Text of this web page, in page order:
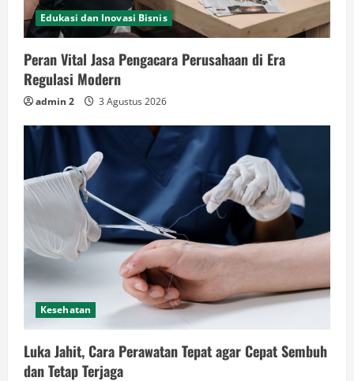
Edukasi dan Inovasi Bisnis
Peran Vital Jasa Pengacara Perusahaan di Era
Regulasi Modern
admin 2 3 Agustus 2026
Kesehatan
Luka Jahit, Cara Perawatan Tepat agar Cepat Sembuh
dan Tetap Terjaga